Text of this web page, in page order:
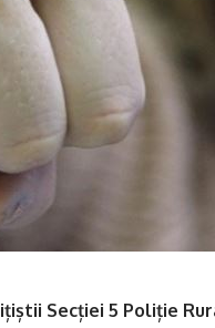
Secției 5 Poliție